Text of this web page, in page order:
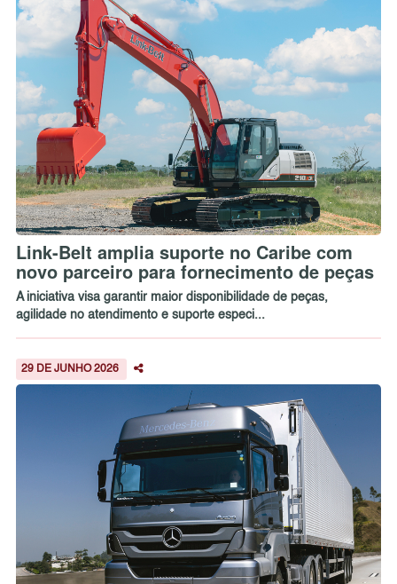
Link-Belt amplia suporte no Caribe com
novo parceiro para fornecimento de peças
A iniciativa visa garantir maior disponibilidade de peças,
agilidade no atendimento e suporte especi...
29 DE JUNHO 2026